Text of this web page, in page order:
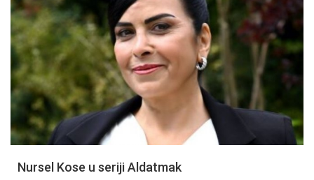
Nursel Kose u seriji Aldatmak